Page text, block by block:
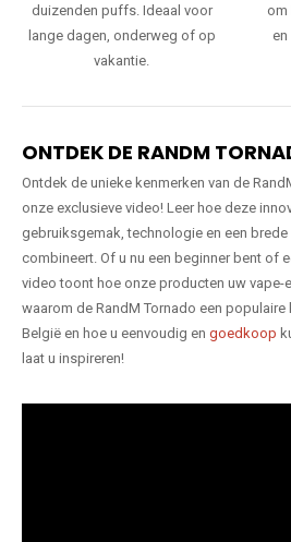
duizenden puffs. Ideaal voor
lange dagen, onderweg of op
vakantie.
om
ONTDEK DE RANDM
Ontdek de unieke kenmerken van de
onze exclusieve video! Leer hoe deze
gebruiksgemak, technologie en een
combineert. Of u nu een beginner bent of
video toont hoe onze producten uw vape-
waarom de RandM Tornado een populaire
België en hoe u eenvoudig en goedkoop
laat u inspireren!